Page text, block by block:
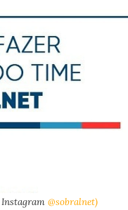
Instagram @sobralnet)